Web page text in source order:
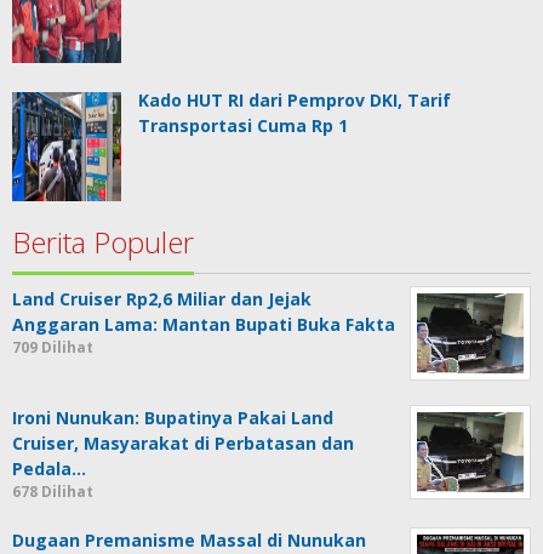
Kado HUT RI dari Pemprov DKI, Tarif
Transportasi Cuma Rp 1
Berita Populer
Land Cruiser Rp2,6 Miliar dan Jejak
Anggaran Lama: Mantan Bupati Buka Fakta
709 Dilihat
Ironi Nunukan: Bupatinya Pakai Land
Cruiser, Masyarakat di Perbatasan dan
Pedala…
678 Dilihat
Dugaan Premanisme Massal di Nunukan